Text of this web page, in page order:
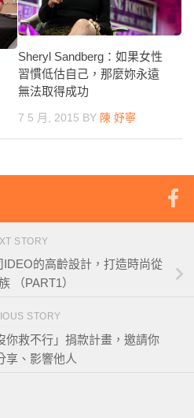
Sheryl Sandberg：如果女性
習慣低估自己，那麼妳永遠
無法取得成功
7 5 月, 2015 BY 陳 妤寧
STORY
的高齡設計，打造時尚從
（PART1）
STORY
你救不行」捐款計畫，邀請你
享、影響他人